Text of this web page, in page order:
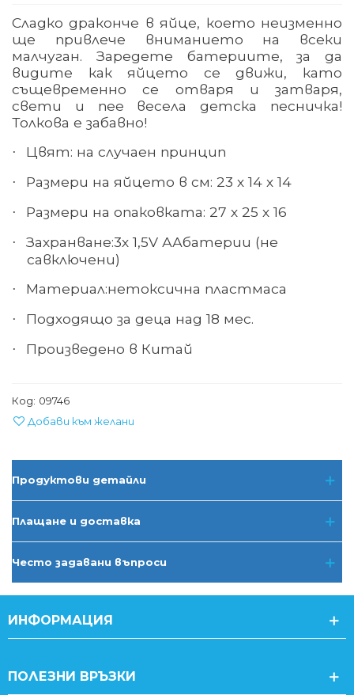
Сладко драконче в яйце, което неизменно
ще привлече вниманието на всеки
малчуган. Заредете батериите, за да
видите как яйцето се движи, като
същевременно се отваря и затваря,
свети и пее весела детска песничка!
Толкова е забавно!
· Цвят: на случаен принцип
· Размери на яйцето в см: 23 х 14 х 14
· Размери на опаковката: 27 х 25 х 16
· Захранване:3х 1,5V ААбатерии (не
савключени)
· Материал:нетоксична пластмаса
· Подходящо за деца над 18 мес.
· Произведено в Китай
Код: 09746
Добави към желани
Продуктови детайли
Плащане и доставка
Често задавани въпроси
ИНФОРМАЦИЯ
ПОЛЕЗНИ ВРЪЗКИ